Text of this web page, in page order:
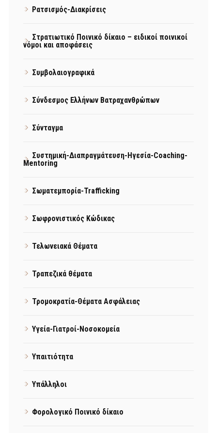
Ρατσισμός-Διακρίσεις
Στρατιωτικό Ποινικό δίκαιο – ειδικοί ποινικοί
νόμοι και αποφάσεις
Συμβολαιογραφικά
Σύνδεσμος Ελλήνων Βατραχανθρώπων
Σύνταγμα
Συστημική-Διαπραγμάτευση-Ηγεσία-Coaching-
Mentoring
Σωματεμπορία-Trafficking
Σωφρονιστικός Κώδικας
Τελωνειακά Θέματα
Τραπεζικά θέματα
Τρομοκρατία-Θέματα Ασφάλειας
Υγεία-Γιατροί-Νοσοκομεία
Υπαιτιότητα
Υπάλληλοι
Φορολογικό Ποινικό δίκαιο